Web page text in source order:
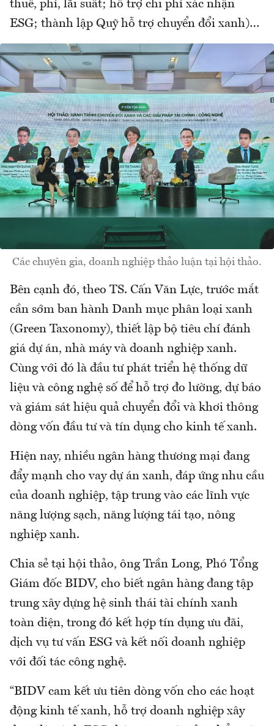
thuế, phí, lãi suất; hỗ trợ chi phí xác nhận
ESG; thành lập Quỹ hỗ trợ chuyển đổi xanh)…
Các chuyên gia, doanh nghiệp thảo luận tại hội thảo.
Bên cạnh đó, theo TS. Cấn Văn Lực, trước mắt
cần sớm ban hành Danh mục phân loại xanh
(Green Taxonomy), thiết lập bộ tiêu chí đánh
giá dự án, nhà máy và doanh nghiệp xanh.
Cùng với đó là đầu tư phát triển hệ thống dữ
liệu và công nghệ số để hỗ trợ đo lường, dự báo
và giám sát hiệu quả chuyển đổi và khơi thông
dòng vốn đầu tư và tín dụng cho kinh tế xanh.
Hiện nay, nhiều ngân hàng thương mại đang
đẩy mạnh cho vay dự án xanh, đáp ứng nhu cầu
của doanh nghiệp, tập trung vào các lĩnh vực
năng lượng sạch, năng lượng tái tạo, nông
nghiệp xanh.
Chia sẻ tại hội thảo, ông Trần Long, Phó Tổng
Giám đốc BIDV, cho biết ngân hàng đang tập
trung xây dựng hệ sinh thái tài chính xanh
toàn diện, trong đó kết hợp tín dụng ưu đãi,
dịch vụ tư vấn ESG và kết nối doanh nghiệp
với đối tác công nghệ.
“BIDV cam kết ưu tiên dòng vốn cho các hoạt
động kinh tế xanh, hỗ trợ doanh nghiệp xây